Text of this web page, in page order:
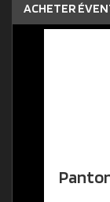
ACHETER